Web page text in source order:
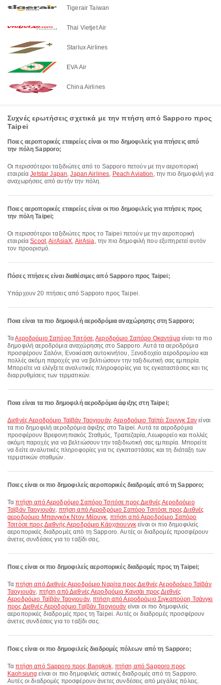
Tigerair Taiwan
Thai Vietjet Air
Starlux Airlines
EVA Air
China Airlines
Συχνές ερωτήσεις σχετικά με την πτήση από Sapporo προς
Taipei
Ποιες αεροπορικές εταιρείες είναι οι πιο δημοφιλείς για πτήσεις από
την πόλη Sapporo;
Οι περισσότεροι ταξιδιώτες από το Sapporo πετούν με την αεροπορική
εταιρείαJetstar Japan,Japan Airlines, Peach Aviation , την πιο δημοφιλή για
αναχωρήσεις από αυτήν την πόλη.
Ποιες αεροπορικές εταιρείες είναι οι πιο δημοφιλείς για πτήσεις προς
την πόλη Taipei;
Οι περισσότεροι ταξιδιώτες προς το Taipei πετούν με την αεροπορική
εταιρείαScoot,AirAsiaX, AirAsia, την πιο δημοφιλή που εξυπηρετεί αυτόν
τον προορισμό.
Πόσες πτήσεις είναι διαθέσιμες από Sapporo προς Taipei;
Υπάρχουν 20 πτήσεις από Sapporo προς Taipei.
Ποια είναι τα πιο δημοφιλή αεροδρόμια αναχώρησης στη Sapporo;
ΤαΑεροδρόμιο Σαπόρο Τσιτόσε,Αεροδρόμιο Σαπόρο Οκαντάμαείναι τα πιο
δημοφιλή αεροδρόμια αναχώρησης στο Sapporo. Αυτά τα αεροδρόμια
προσφέρουν Σαλόνι, Ενοικίαση αυτοκινήτου, Ξενοδοχείο αεροδρομίου και
πολλές ακόμη παροχές για να βελτιώσουν την ταξιδιωτική σας εμπειρία.
Μπορείτε να ελέγξετε αναλυτικές πληροφορίες για τις εγκαταστάσεις και τις
διαρρυθμίσεις των τερματικών.
Ποια είναι τα πιο δημοφιλή αεροδρόμια άφιξης στη Taipei;
Διεθνές Αεροδρόμιο Ταϊβάν Ταογιουάν,Αεροδρόμιο Ταϊπέι Σουνγκ Σαν είναι
τα πιο δημοφιλή αεροδρόμια άφιξης στο Taipei. Αυτά τα αεροδρόμια
προσφέρουν Βρεφονηπιακός Σταθμός, Τραπεζαρία, Λεωφορείο και πολλές
ακόμη παροχές για να βελτιώσουν την ταξιδιωτική σας εμπειρία. Μπορείτε
να δείτε αναλυτικές πληροφορίες για τις εγκαταστάσεις και τη διάταξη των
τερματικών σταθμών.
Ποιες είναι οι πιο δημοφιλείς αεροπορικές διαδρομές από τη Sapporo;
Ταπτήση από Αεροδρόμιο Σαπόρο Τσιτόσε προς Διεθνές Αεροδρόμιο
Ταϊβάν Ταογιουάν, πτήση από Αεροδρόμιο Σαπόρο Τσιτόσε προς Διεθνές
αεροδρόμιο Μπανγκόκ Ντον Μέουγκ, πτήση από Αεροδρόμιο Σαπόρο
Τσιτόσε προς Διεθνής Αεροδρόμιο Κάοχσιουνγκ είναι οι πιο δημοφιλείς
αεροπορικές διαδρομές από τη Sapporo. Αυτές οι διαδρομές προσφέρουν
άνετες συνδέσεις για το ταξίδι σας.
Ποιες είναι οι πιο δημοφιλείς αεροπορικές διαδρομές προς τη Taipei;
Ταπτήση από Διεθνές Αεροδρόμιο Ναρίτα προς Διεθνές Αεροδρόμιο Ταϊβάν
Ταογιουάν, πτήση από Διεθνές Αεροδρόμιο Κανσάι προς Διεθνές
Αεροδρόμιο Ταϊβάν Ταογιουάν,πτήση από Αεροδρόμιο Σιγκαπούρη Τσάνγκι
προς Διεθνές Αεροδρόμιο Ταϊβάν Ταογιουάν είναι οι πιο δημοφιλείς
αεροπορικές διαδρομές προς τη Taipei. Αυτές οι διαδρομές προσφέρουν
άνετες συνδέσεις για το ταξίδι σας.
Ποιες είναι οι πιο δημοφιλείς διαδρομές πόλεων από τη Sapporo;
Ταπτήση από Sapporo προς Bangkok, πτήση από Sapporo προς
Kaohsiung είναι οι πιο δημοφιλείς αστικές διαδρομές από τη Sapporo.
Αυτές οι διαδρομές προσφέρουν άνετες συνδέσεις από μεγάλες πόλεις.